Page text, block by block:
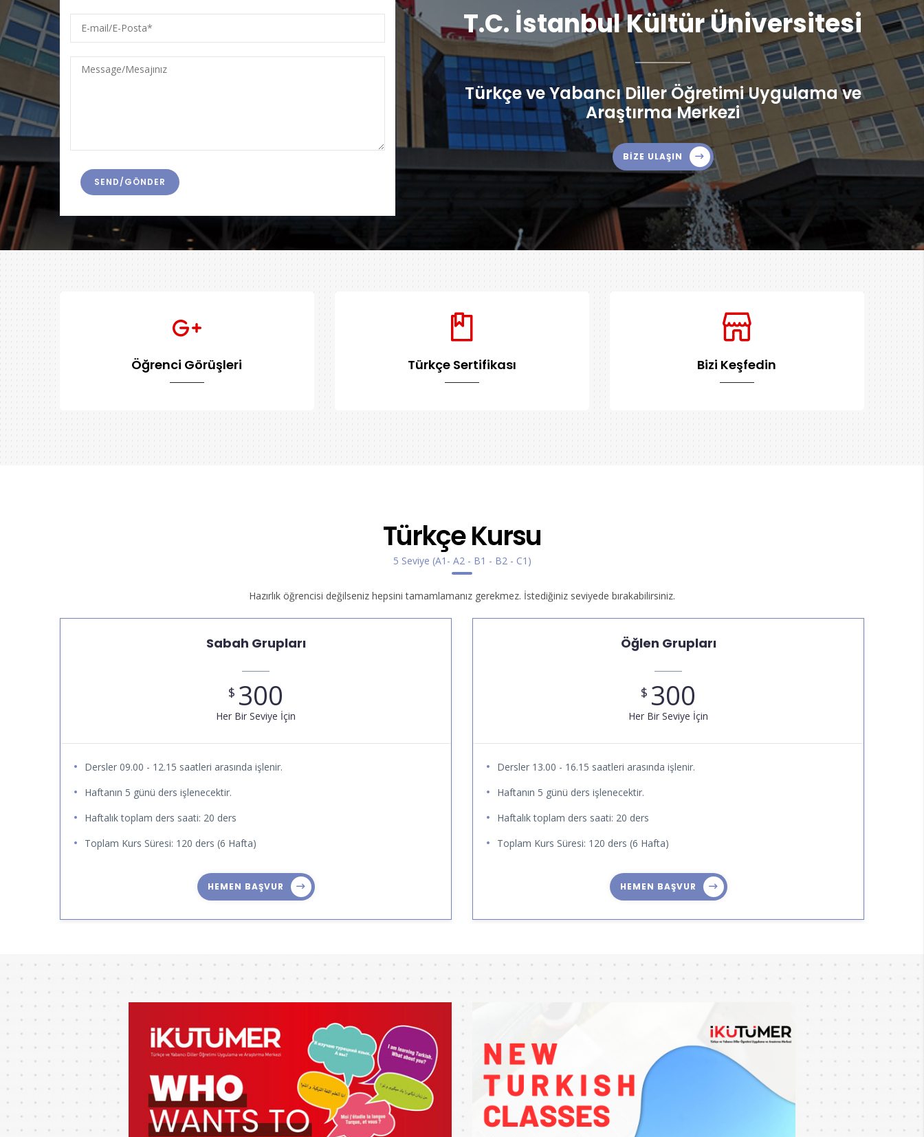
mail/E-
Posta
Message/Mesajınız
T.C. İstanbul Kültür Üniversitesi
Türkçe ve Yabancı Diller Öğretimi Uygulama ve
Araştırma Merkezi
BİZE ULAŞIN
Öğrenci Görüşleri Türkçe Sertifikası Bizi Keşfedin
Türkçe Kursu
5 Seviye (A1- A2 - B1 - B2 - C1)
Hazırlık öğrencisi değilseniz hepsini tamamlamanız gerekmez. İstediğiniz seviyede bırakabilirsiniz.
Sabah Grupları
$ 300
Her Bir Seviye İçin
Dersler 09.00 - 12.15 saatleri arasında işlenir.
Haftanın 5 günü ders işlenecektir.
Haftalık toplam ders saati: 20 ders
Toplam Kurs Süresi: 120 ders (6 Hafta)
HEMEN BAŞVUR
Öğlen Grupları
$ 300
Her Bir Seviye İçin
Dersler 13.00 - 16.15 saatleri arasında işlenir.
Haftanın 5 günü ders işlenecektir.
Haftalık toplam ders saati: 20 ders
Toplam Kurs Süresi: 120 ders (6 Hafta)
HEMEN BAŞVUR